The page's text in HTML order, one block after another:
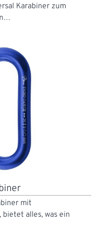
Karabiner zum
mit
bietet alles, was ein